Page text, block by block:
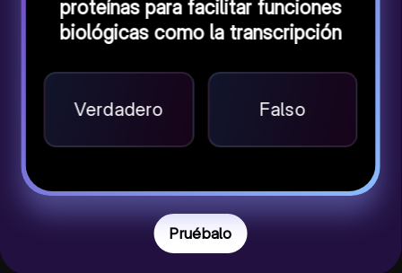
proteínas para facilitar funciones
biológicas como la transcripción
Verdadero Falso
Pruébalo